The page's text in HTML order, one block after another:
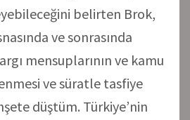
belirten Brok,
ve sonrasında
mensuplarının ve kamu
ve süratle tasfiye
düştüm. Türkiye’nin